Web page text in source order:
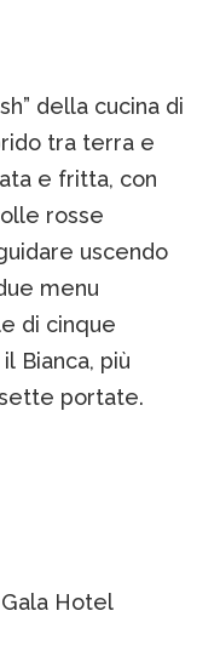
della cucina di
tra terra e
e fritta, con
rosse
uscendo
menu
di cinque
Bianca, più
portate.
Hotel